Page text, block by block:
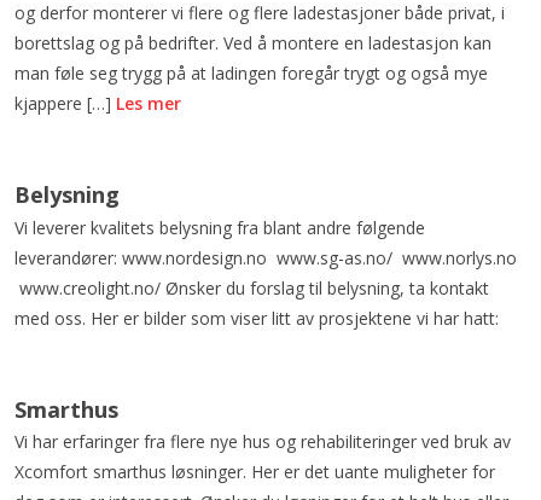
og derfor monterer vi flere og flere ladestasjoner både privat, i
borettslag og på bedrifter. Ved å montere en ladestasjon kan
man føle seg trygg på at ladingen foregår trygt og også mye
kjappere […] Les mer
Belysning
Vi leverer kvalitets belysning fra blant andre følgende
leverandører: www.nordesign.no www.sg-as.no/ www.norlys.no
www.creolight.no/ Ønsker du forslag til belysning, ta kontakt
med oss. Her er bilder som viser litt av prosjektene vi har hatt:
Smarthus
Vi har erfaringer fra flere nye hus og rehabiliteringer ved bruk av
Xcomfort smarthus løsninger. Her er det uante muligheter for